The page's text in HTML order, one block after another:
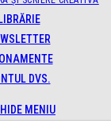
LIBRĂRIE
DVS.
MENIU